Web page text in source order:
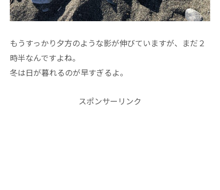
もうすっかり夕方のような影が伸びていますが、まだ２
時半なんですよね。
冬は日が暮れるのが早すぎるよ。
スポンサーリンク